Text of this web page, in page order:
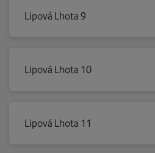
Lipová Lhota 9
Lipová Lhota 10
Lipová Lhota 11